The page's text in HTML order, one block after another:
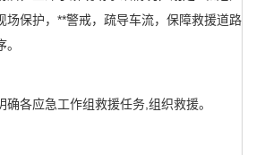
场保护，**警戒，疏导车流，保障救援道路
应急工作组救援任务,组织救援。